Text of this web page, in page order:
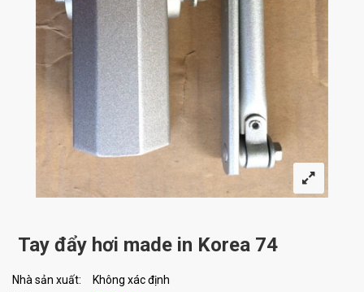
Tay đẩy hơi made in Korea 74
Nhà sản xuất:
Không xác định